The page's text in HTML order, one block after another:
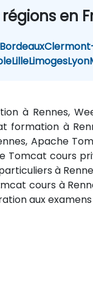
en
Bordeaux
LilleLimogesLyon
à Rennes,
formation à
Apache
Tomcat cours
à
cours à
aux